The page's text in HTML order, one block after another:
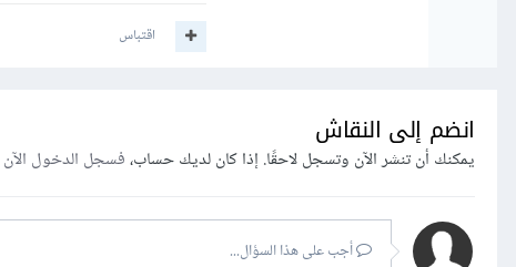
اقتباس
انضم إلى النقاش
يمكنك أن تنشر الآن وتسجل لاحقًا. إذا كان لديك حساب،فسجل الدخول الآن
أجب على هذا السؤال...